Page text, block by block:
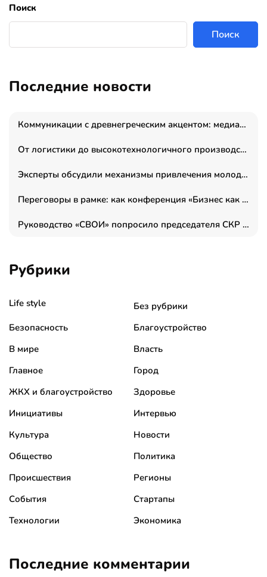
Поиск
Поиск
Последние новости
Коммуникации с древнегреческим акцентом: медиаменеджер и журналист Владимир Дергачев запустил коммуникационное агентство «Сократ 2.0»
От логистики до высокотехнологичного производства: как основатель “гагаринга” выстраивает экосистему безопасности и гражданских БПЛА
Эксперты обсудили механизмы привлечения молодых специалистов в промышленные города
Переговоры в рамке: как конференция «Бизнес как искусство» переформатирует деловой этикет в стенах ТПП РФ
Руководство «СВОИ» попросило председателя СКР дать правовую оценку обысков в тыловом штабе
Рубрики
Life style
Без рубрики
Безопасность
Благоустройство
В мире
Власть
Главное
Город
ЖКХ и благоустройство
Здоровье
Инициативы
Интервью
Культура
Новости
Общество
Политика
Происшествия
Регионы
События
Стартапы
Технологии
Экономика
Последние комментарии